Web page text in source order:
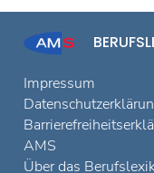
Impressum
AMS
Über das